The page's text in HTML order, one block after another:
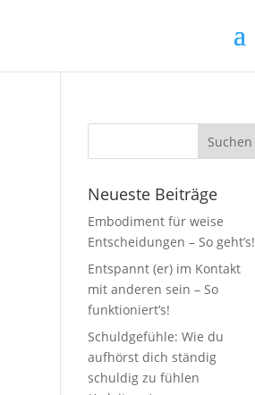
Neueste Beiträge
Embodiment für weise
Entscheidungen – So geht’s!
Entspannt (er) im Kontakt
mit anderen sein – So
funktioniert’s!
Schuldgefühle: Wie du
aufhörst dich ständig
schuldig zu fühlen